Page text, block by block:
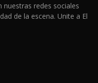
nuestras redes sociales
de la escena. Unite a El